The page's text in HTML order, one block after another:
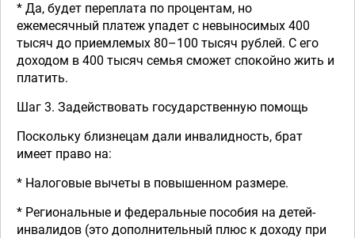
* Да, будет переплата по процентам, но
ежемесячный платеж упадет с невыносимых 400
тысяч до приемлемых 80–100 тысяч рублей. С его
доходом в 400 тысяч семья сможет спокойно жить и
платить.
Шаг 3. Задействовать государственную помощь
Поскольку близнецам дали инвалидность, брат
имеет право на:
* Налоговые вычеты в повышенном размере.
* Региональные и федеральные пособия на детей-
инвалидов (это дополнительный плюс к доходу при